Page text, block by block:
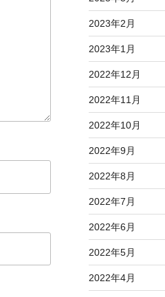
2023年2月
2023年1月
2022年12月
2022年11月
2022年10月
2022年9月
2022年8月
2022年7月
2022年6月
2022年5月
2022年4月